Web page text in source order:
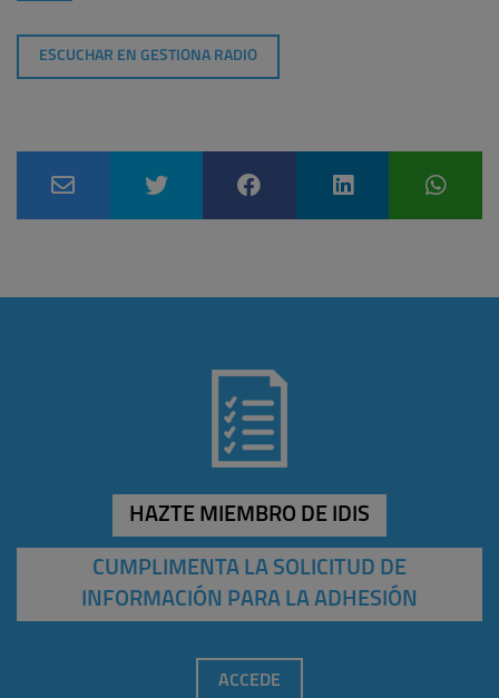
ESCUCHAR EN GESTIONA RADIO
HAZTE MIEMBRO DE IDIS
CUMPLIMENTA LA SOLICITUD DE
INFORMACIÓN PARA LA ADHESIÓN
ACCEDE